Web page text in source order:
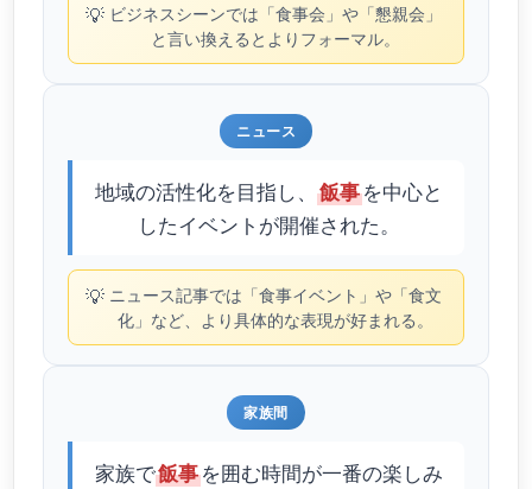
💡 ビジネスシーンでは「食事会」や「懇親会」
と言い換えるとよりフォーマル。
ニュース
地域の活性化を目指し、 飯事を中心と
したイベントが開催された。
💡 ニュース記事では「食事イベント」や「食文
化」など、より具体的な表現が好まれる。
家族間
家族で飯事を囲む時間が一番の楽しみ